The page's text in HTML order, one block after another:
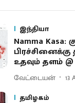
இந்தியா
Namma Kasa:
உதவும் தளம்
வேட்டையன் 13
தமிழகம்